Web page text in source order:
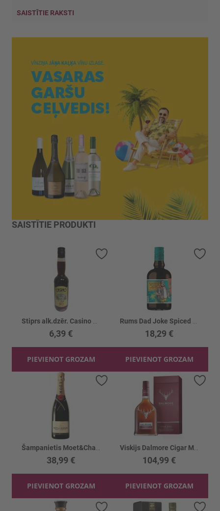
SAISTĪTIE RAKSTI
SAISTĪTIE PRODUKTI
6,39 €
PIEVIENOT GROZAM
Pievienot vēlmju sarakstam
18,29 €
PIEVIENOT GROZAM
38,99 €
PIEVIENOT GROZAM
Pievienot vēlmju sarakstam
104,99 €
PIEVIENOT GROZAM
Pievienot vēlmju sarakstam